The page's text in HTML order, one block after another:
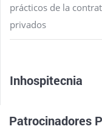
prácticos de la
privados
Inhospitecnia
Patrocinadores